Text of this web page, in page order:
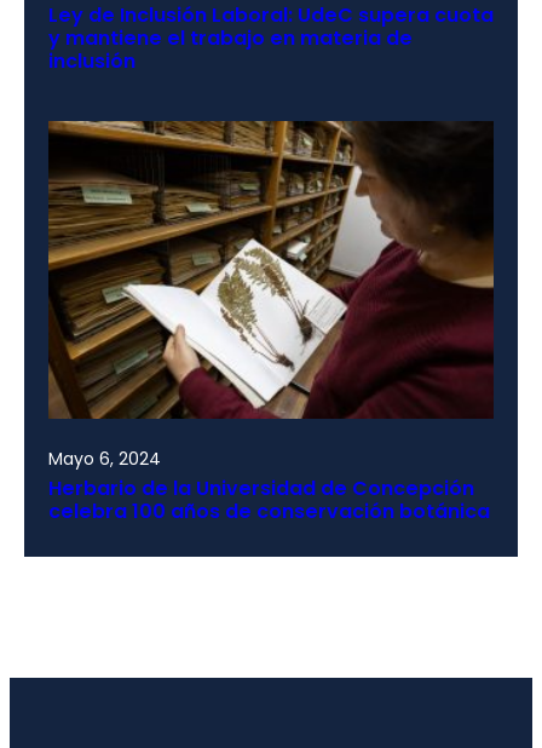
Ley de Inclusión Laboral: UdeC supera cuota
y mantiene el trabajo en materia de
inclusión
Mayo 6, 2024
Herbario de la Universidad de Concepción
celebra 100 años de conservación botánica